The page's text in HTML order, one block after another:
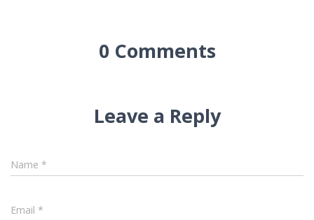
0 Comments
Leave a Reply
Name *
Email *